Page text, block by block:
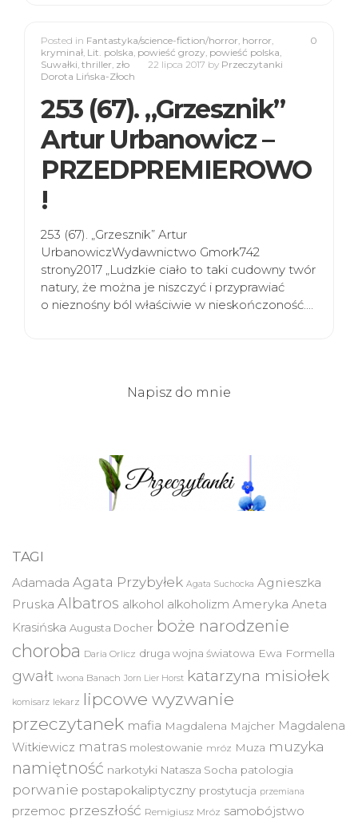
0
Posted in Fantastyka/science-fiction/horror, horror,
kryminał, Lit. polska, powieść grozy, powieść polska,
Suwałki, thriller, zło 22 lipca 2017 by Przeczytanki
Dorota Lińska-Złoch
253 (67). „Grzesznik”
Artur Urbanowicz –
PRZEDPREMIEROWO
!
253 (67). „Grzesznik” Artur
UrbanowiczWydawnictwo Gmork742
strony2017 „Ludzkie ciało to taki cudowny twór
natury, że można je niszczyć i przyprawiać
o nieznośny ból właściwie w nieskończoność.…
Napisz do mnie
TAGI
Adamada Agata Przybyłek Agata Suchocka Agnieszka
Pruska Albatros alkohol alkoholizm Ameryka Aneta
Krasińska Augusta Docher boże narodzenie
choroba Daria Orlicz druga wojna światowa Ewa Formella
gwałt Iwona Banach Jorn Lier Horst katarzyna misiołek
komisarz lekarz lipcowe wyzwanie
przeczytanek mafia Magdalena Majcher Magdalena
Witkiewicz matras molestowanie mróz Muza muzyka
namiętność narkotyki Natasza Socha patologia
porwanie postapokaliptyczny prostytucja przemiana
przemoc przeszłość Remigiusz Mróz samobójstwo